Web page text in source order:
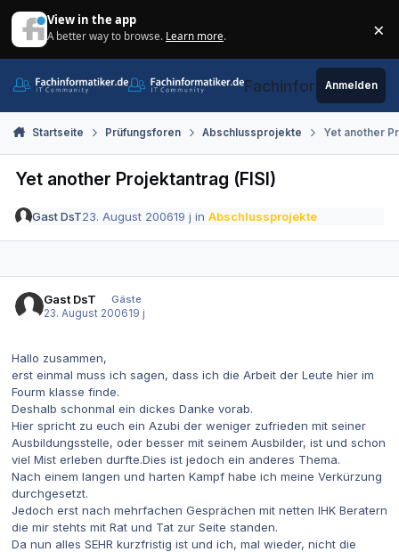
View in the app
A better way to browse. Learn more. ×
Fachinformatiker.de
Anmelden
Startseite Prüfungsforen Abschlussprojekte Yet another
Yet another Projektantrag (FISI)
Gast DsT23. August 200619 j inAbschlussprojekte
Gast DsT
Gäste
23. August 200619 j
Hallo zusammen,
erst einmal muss ich sagen, dass ich die Arbeit der Leute hier im
Fourm klasse finde.
Deshalb schonmal ein dickes Danke vorab.
Hier spricht zu euch ein Azubi der weniger zufrieden mit seiner
Ausbildungsstelle, oder besser mit seinem Ausbilder, ist und schon
viel Mist erleben durfte.Dies ist jedoch ein anderes Thema.
Nach einem langen und harten Kampf habe ich meine Verkürzung
durchgesetzt.
Jedoch erst nach mehrfachen Gesprächen mit netten IHK Beratern
die mir stehts mit Rat und Tat zur Seite standen.
Da nun alles SEHR kurzfristig ist und ich, mal wieder, nicht die